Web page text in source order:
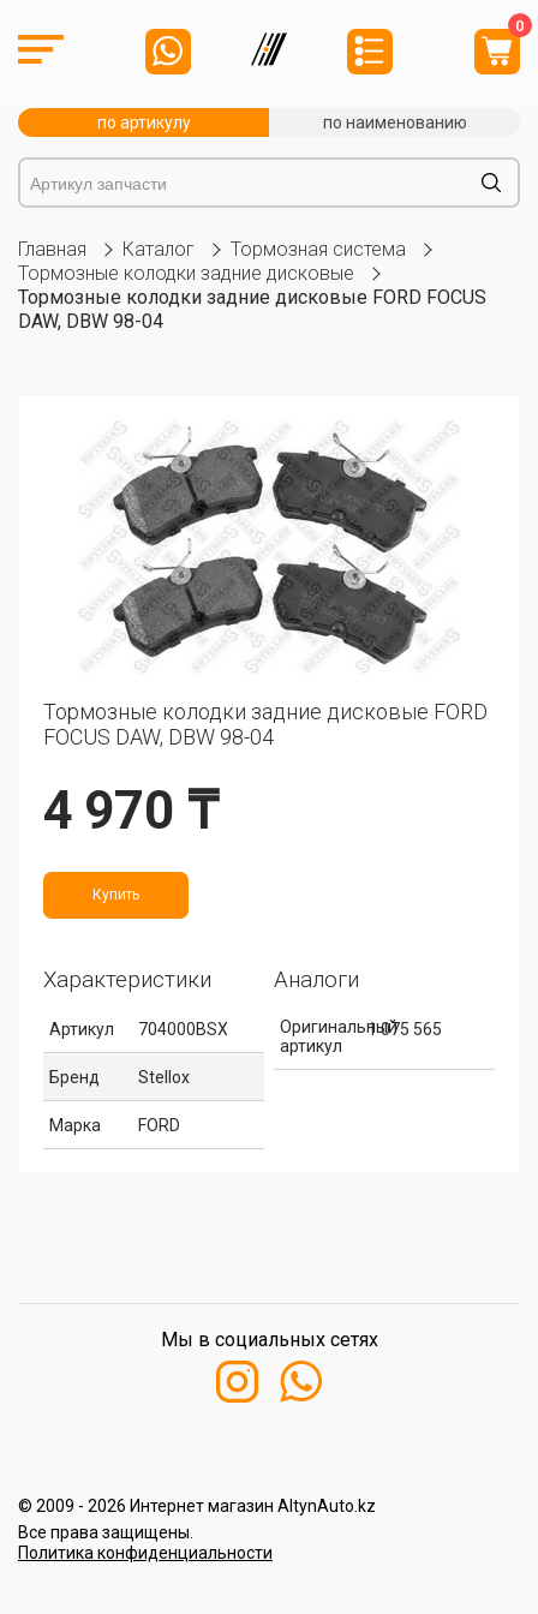
0
по артикулу по наименованию
Главная Каталог
Тормозная система
Тормозные колодки задние дисковые
Тормозные колодки задние дисковые FORD FOCUS
DAW, DBW 98-04
Тормозные колодки задние дисковые FORD
FOCUS DAW, DBW 98-04
4 970 ₸
Купить
Характеристики
Артикул 704000BSX
Бренд Stellox
Марка FORD
Аналоги
Оригинальный
артикул
1 075 565
© 2009 - 2026 Интернет магазин AltynAuto.kz
Все права защищены.
Политика конфиденциальности
Мы в социальных сетях